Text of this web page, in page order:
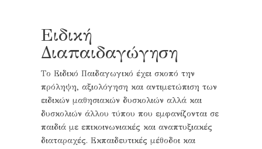
Ειδική
Διαπαιδαγώγηση
Tο Ειδικό Παιδαγωγικό έχει σκοπό την
πρόληψη, αξιολόγηση και αντιμετώπιση των
ειδικών μαθησιακών δυσκολιών αλλά και
δυσκολιών άλλου τύπου που εμφανίζονται σε
παιδιά με επικοινωνιακές και αναπτυξιακές
διαταραχές. Εκπαιδευτικές μέθοδοι και